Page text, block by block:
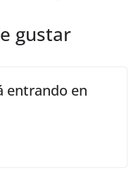
gustar
entrando en